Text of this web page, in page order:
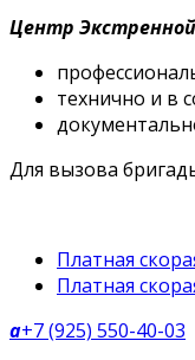
Центр
технично и в
Для вызова
Платная
Платная
a+7 (925) 550-40-03